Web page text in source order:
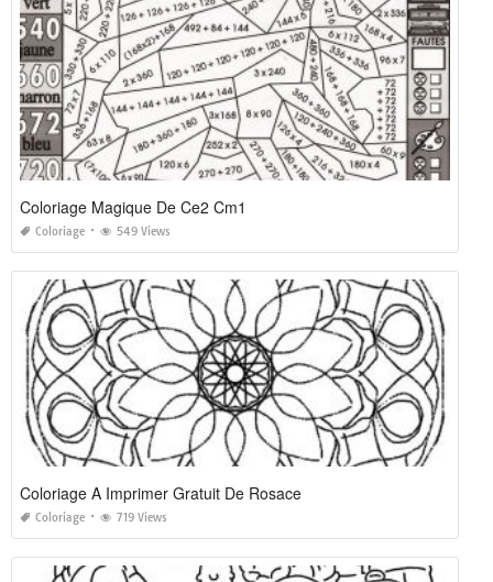
Coloriage Magique De Ce2 Cm1
Coloriage 549 Views
Coloriage A Imprimer Gratuit De Rosace
Coloriage 719 Views